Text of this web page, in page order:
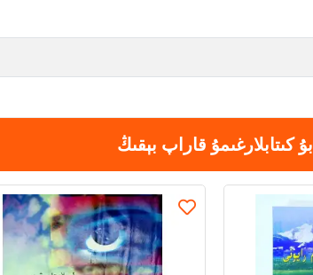
بۇ كىتابلارغىمۇ قاراپ بېقىڭ